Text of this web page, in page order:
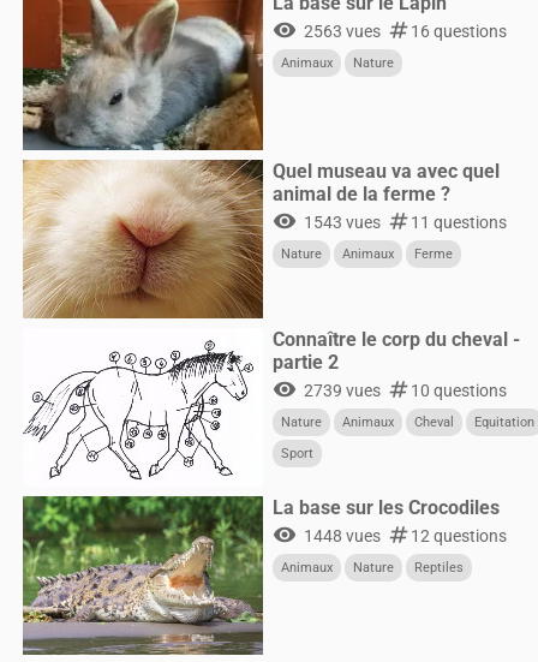
visibility 2563 vues numbers16 questions
Animaux Nature
Quel museau va avec quel
animal de la ferme ?
visibility 1543 vues numbers11 questions
Nature Animaux Ferme
Connaître le corp du cheval -
partie 2
visibility 2739 vues numbers10 questions
Nature Animaux Cheval
Equitation
Sport
La base sur les Crocodiles
visibility 1448 vues numbers12 questions
Animaux Nature Reptiles